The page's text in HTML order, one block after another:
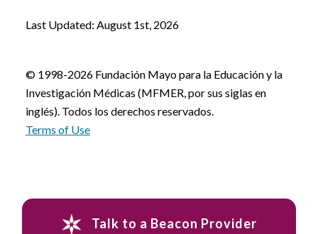
Last Updated: August 1st, 2026
© 1998-2026 Fundación Mayo para la Educación y la
Investigación Médicas (MFMER, por sus siglas en
inglés). Todos los derechos reservados.
Terms of Use
Talk to a Beacon Provider